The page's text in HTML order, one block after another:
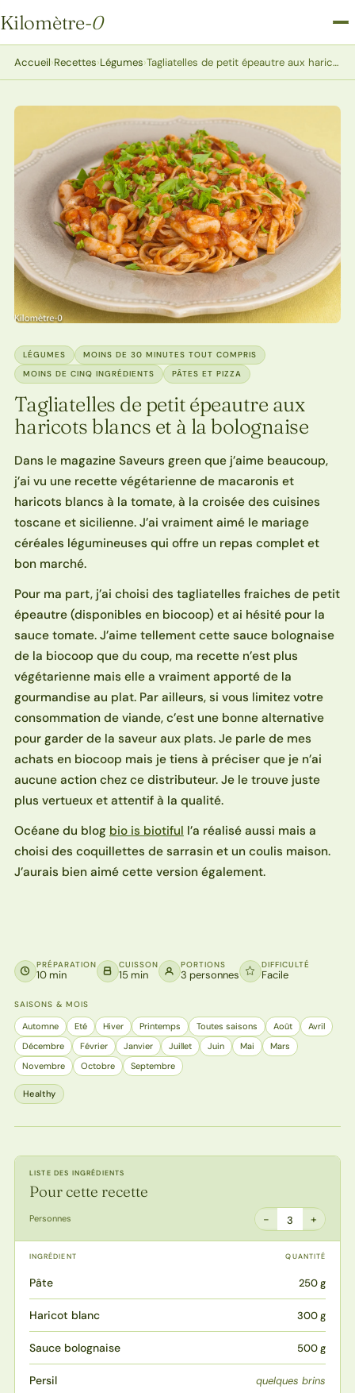
Kilomètre-0
Kilomètre-0
Accueil›Recettes›Légumes› Tagliatelles de petit épeautre aux haricots blancs et à la bolognaise
LÉGUMES
MOINS DE 30 MINUTES TOUT COMPRIS
MOINS DE CINQ INGRÉDIENTS
PÂTES ET PIZZA
Tagliatelles de petit épeautre aux
haricots blancs et à la bolognaise
Dans le magazine Saveurs green que j’aime beaucoup,
j’ai vu une recette végétarienne de macaronis et
haricots blancs à la tomate, à la croisée des cuisines
toscane et sicilienne. J’ai vraiment aimé le mariage
céréales légumineuses qui offre un repas complet et
bon marché.
Pour ma part, j’ai choisi des tagliatelles fraiches de petit
épeautre (disponibles en biocoop) et ai hésité pour la
sauce tomate. J’aime tellement cette sauce bolognaise
de la biocoop que du coup, ma recette n’est plus
végétarienne mais elle a vraiment apporté de la
gourmandise au plat. Par ailleurs, si vous limitez votre
consommation de viande, c’est une bonne alternative
pour garder de la saveur aux plats. Je parle de mes
achats en biocoop mais je tiens à préciser que je n’ai
aucune action chez ce distributeur. Je le trouve juste
plus vertueux et attentif à la qualité.
Océane du blog bio is biotiful l’a réalisé aussi mais a
choisi des coquillettes de sarrasin et un coulis maison.
J’aurais bien aimé cette version également.
PRÉPARATION
10 min
CUISSON
15 min
PORTIONS
3 personnes
DIFFICULTÉ
Facile
SAISONS & MOIS
Automne Eté Hiver Printemps Toutes saisons Août
Avril
Décembre
Février Janvier Juillet Juin Mai
Mars
Novembre
Octobre Septembre
Healthy
LISTE DES INGRÉDIENTS
Pour cette recette
Personnes − 3 +
INGRÉDIENT QUANTITÉ
Pâte 250 g
Haricot blanc 300 g
Sauce bolognaise 500 g
Persil quelques brins